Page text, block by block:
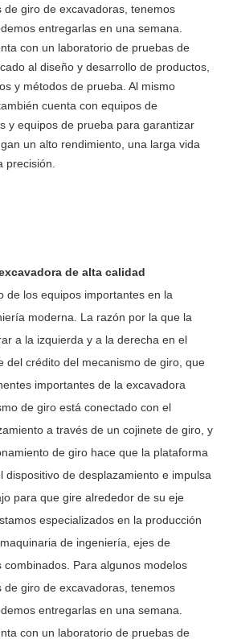
de giro de excavadoras, tenemos
entregarlas en una semana.
con un laboratorio de pruebas de
al diseño y desarrollo de productos,
y métodos de prueba. Al mismo
cuenta con equipos de
y equipos de prueba para garantizar
un alto rendimiento, una larga vida
precisión.
de alta calidad
de los equipos importantes en la
moderna. La razón por la que la
a la izquierda y a la derecha en el
del crédito del mecanismo de giro, que
importantes de la excavadora
de giro está conectado con el
a través de un cojinete de giro, y
de giro hace que la plataforma
dispositivo de desplazamiento e impulsa
para que gire alrededor de su eje
especializados en la producción
de ingeniería, ejes de
combinados. Para algunos modelos
de giro de excavadoras, tenemos
entregarlas en una semana.
con un laboratorio de pruebas de